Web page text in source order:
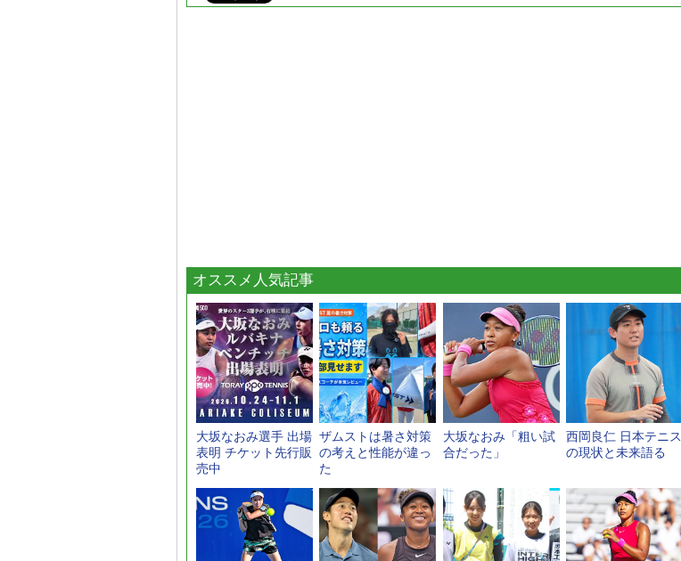
オススメ人気記事
大坂なおみ選手 出場
表明 チケット先行販
売中
ザムストは暑さ対策
の考えと性能が違っ
た
大坂なおみ「粗い試
合だった」
西岡良仁 日本テニス
の現状と未来語る